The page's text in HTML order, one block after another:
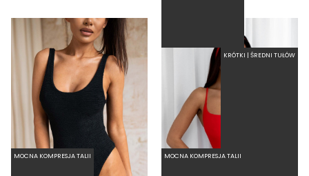
KRÓTKI | ŚREDNI TUŁÓW
MOCNA KOMPRESJA TALII MOCNA KOMPRESJA TALII